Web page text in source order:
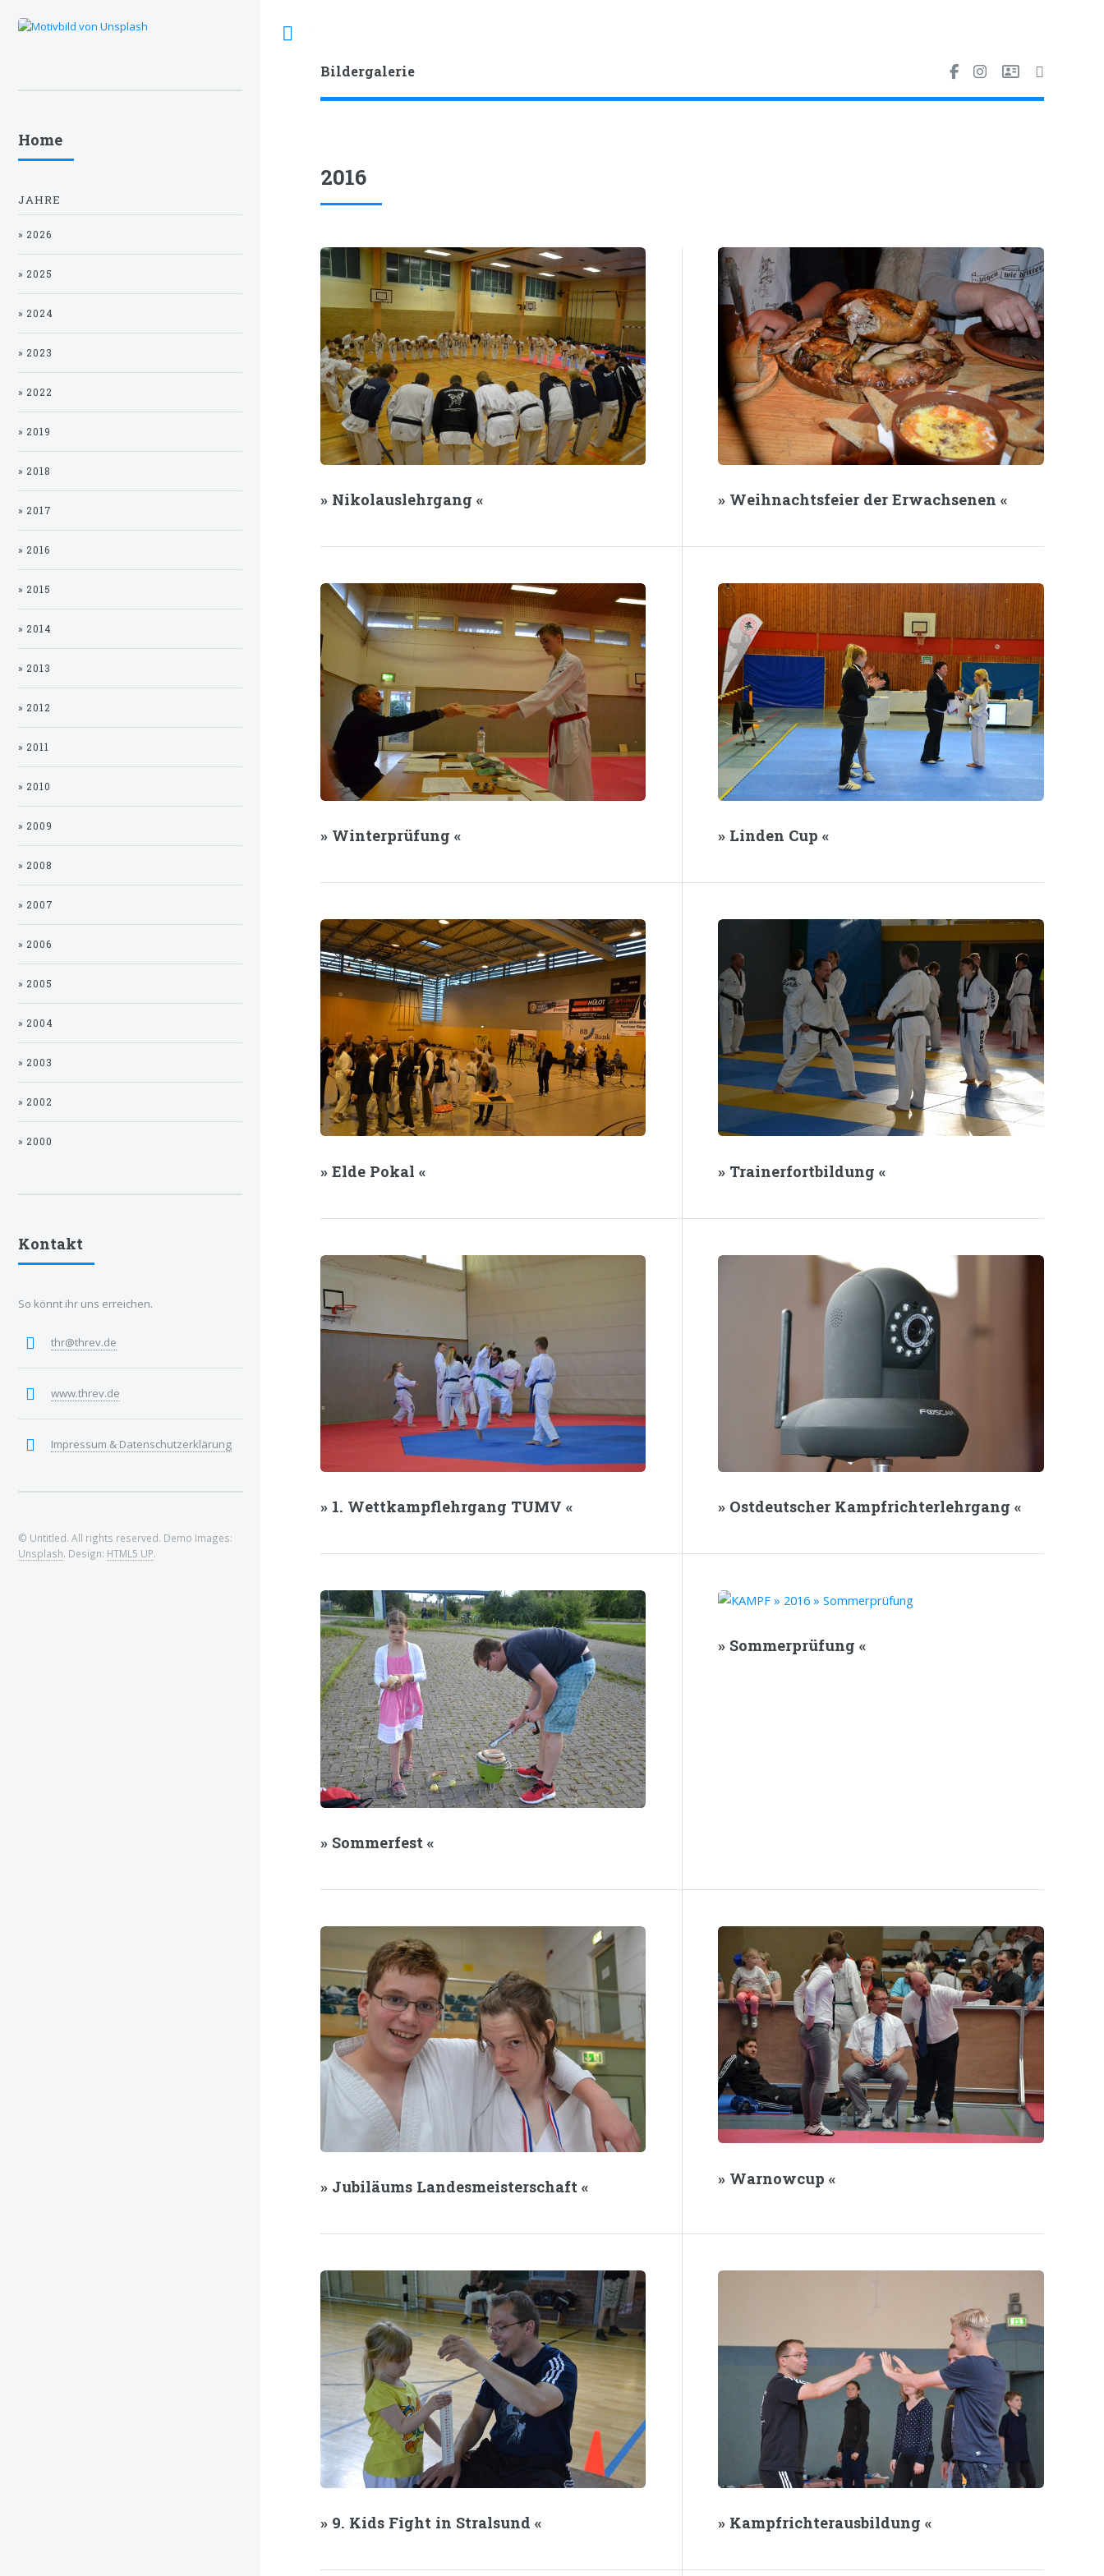
Bildergalerie
2016
» Nikolauslehrgang « » Weihnachtsfeier der Erwachsenen «
» Winterprüfung « » Linden Cup «
» Elde Pokal « » Trainerfortbildung «
» 1. Wettkampflehrgang TUMV « » Ostdeutscher Kampfrichterlehrgang «
» Sommerfest «
» Sommerprüfung «
» Jubiläums Landesmeisterschaft « » Warnowcup «
» 9. Kids Fight in Stralsund « » Kampfrichterausbildung «
Home
JAHRE
» 2026
» 2025
» 2024
» 2023
» 2022
» 2019
» 2018
» 2017
» 2016
» 2015
» 2014
» 2013
» 2012
» 2011
» 2010
» 2009
» 2008
» 2007
» 2006
» 2005
» 2004
» 2003
» 2002
» 2000
Kontakt
So könnt ihr uns erreichen.
thr@threv.de
www.threv.de
Impressum & Datenschutzerklärung
© Untitled. All rights reserved. Demo Images:
Unsplash. Design: HTML5 UP.
Toggle